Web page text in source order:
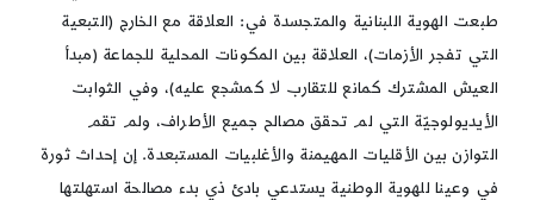
طبعت الهوية اللبنانية والمتجسدة في: العلاقة مع الخارج (التبعية
التي تفجر الأزمات)، العلاقة بين المكونات المحلية للجماعة (مبدأ
العيش المشترك كمانع للتقارب لا كمشجع عليه)، وفي الثوابت
الأيديولوجيّة التي لم تحقق مصالح جميع الأطراف، ولم تقم
التوازن بين الأقليات المهيمنة والأغلبيات المستبعدة. إن إحداث ثورة
في وعينا للهوية الوطنية يستدعي بادئ ذي بدء مصالحة استهلتها